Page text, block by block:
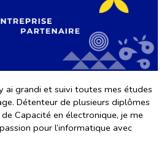
ai grandi et suivi toutes mes études
Détenteur de plusieurs diplômes
Capacité en électronique, je me
pour l’informatique avec